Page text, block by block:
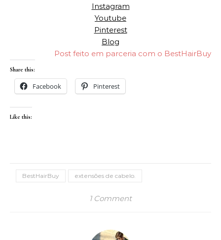
Instagram
Youtube
Pinterest
Blog
Post feito em parceria com o BestHairBuy
Share this:
Facebook Pinterest
Like this:
BestHairBuy extensões de cabelo.
1 Comment